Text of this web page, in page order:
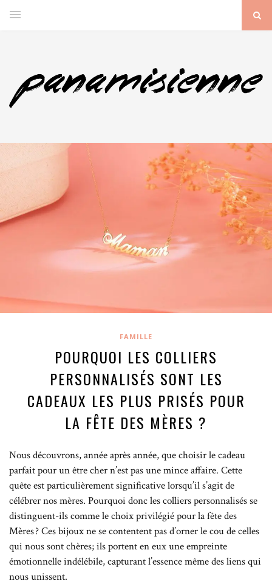
FAMILLE
POURQUOI LES COLLIERS
PERSONNALISÉS SONT LES
CADEAUX LES PLUS PRISÉS POUR
LA FÊTE DES MÈRES ?
Nous découvrons, année après année, que choisir le cadeau
parfait pour un être cher n’est pas une mince affaire. Cette
quête est particulièrement significative lorsqu’il s’agit de
célébrer nos mères. Pourquoi donc les colliers personnalisés se
distinguent-ils comme le choix privilégié pour la fête des
Mères ? Ces bijoux ne se contentent pas d’orner le cou de celles
qui nous sont chères; ils portent en eux une empreinte
émotionnelle indélébile, capturant l’essence même des liens qui
nous unissent.